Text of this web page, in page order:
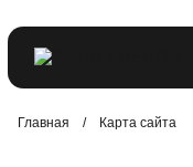
Главная / Карта сайта